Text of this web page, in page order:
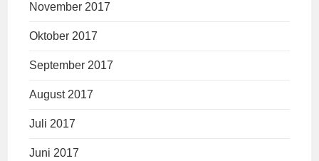
November 2017
Oktober 2017
September 2017
August 2017
Juli 2017
Juni 2017